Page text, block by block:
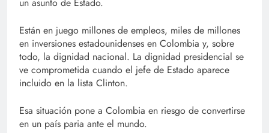
Están en juego millones de empleos, miles de millones
en inversiones estadounidenses en Colombia y, sobre
todo, la dignidad nacional. La dignidad presidencial se
ve comprometida cuando el jefe de Estado aparece
incluido en la lista Clinton.
Esa situación pone a Colombia en riesgo de convertirse
en un país paria ante el mundo.